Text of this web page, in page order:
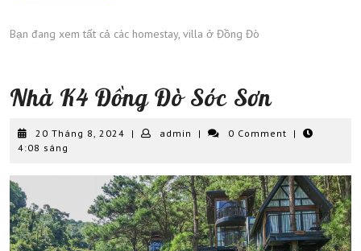
Bạn đang xem tất cả các homestay, villa ở Đồng Đò
Nhà K4 Đồng Đò Sóc Sơn
20 Tháng 8, 2024 20
2024
| admin admin
| 0 Comment
|
4:08 sáng